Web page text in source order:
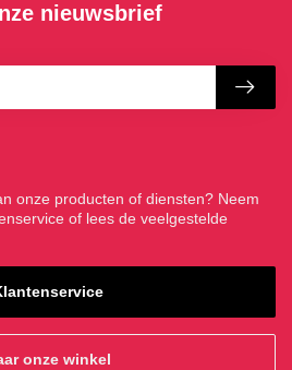
onze producten of diensten? Neem
of lees de veelgestelde
onze winkel
nieuwsbrief